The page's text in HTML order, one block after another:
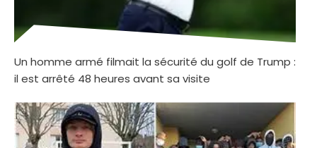
Un homme armé filmait la sécurité du golf de Trump :
il est arrêté 48 heures avant sa visite